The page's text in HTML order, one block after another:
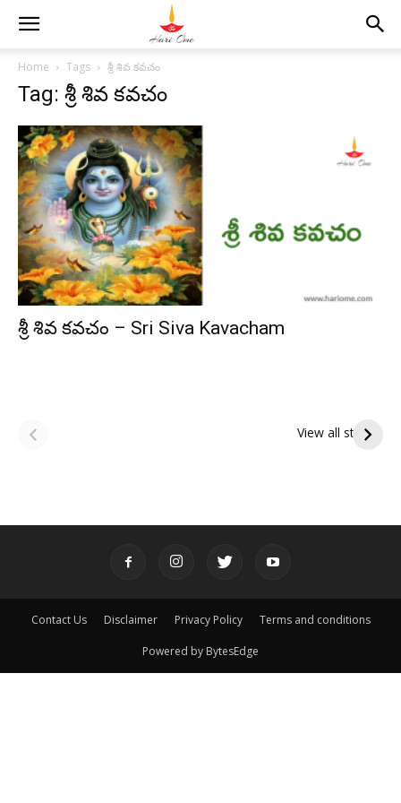
Home Tags శ్రీ శివ కవచం
Tag: శ్రీ శివ కవచం
శ్రీ శివ కవచం – Sri Siva Kavacham
View all stories
పితృదేవతల ఆశీర్వాదం
ఇంద్రకీలాద్రి గిరి ప్రదక్షిణ
Contact Us Disclaimer Privacy Policy Terms and conditions
Powered by BytesEdge